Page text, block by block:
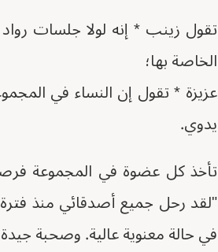
تقول زينب * إنه لولا جلسات
الخاصة بها؛
عزيزة * تقول إن النساء في
يدوي.
تأخذ كل عضوة في المجموعة
"لقد رحل جميع أصدقائي منذ
في حالة معنوية عالية. وصحبة